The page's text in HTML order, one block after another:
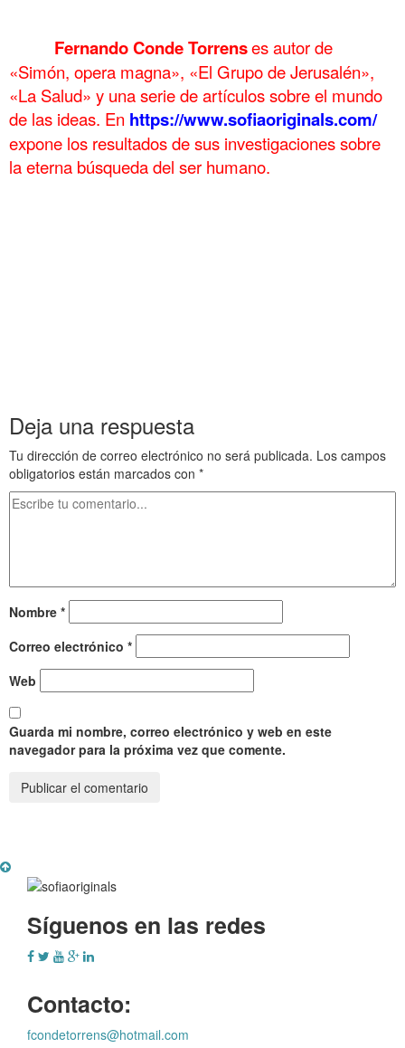
Fernando Conde Torrenses autor de
«Simón, opera magna», «El Grupo de Jerusalén»,
«La Salud» y una serie de artículos sobre el mundo
de las ideas. En https://www.sofiaoriginals.com/
expone los resultados de sus investigaciones sobre
la eterna búsqueda del ser humano.
Deja una respuesta
Tu dirección de correo electrónico no será publicada. Los campos
obligatorios están marcados con *
Nombre *
Correo electrónico *
Web
Guarda mi nombre, correo electrónico y web en este
navegador para la próxima vez que comente.
Síguenos en las redes
Contacto:
fcondetorrens@hotmail.com